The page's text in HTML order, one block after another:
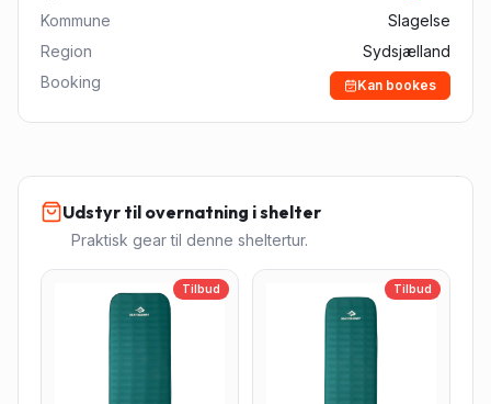
Kommune
Slagelse
Region
Sydsjælland
Booking
Kan bookes
Udstyr til overnatning i shelter
Praktisk gear til denne sheltertur.
Tilbud Tilbud